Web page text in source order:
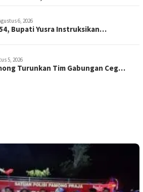
6, 2026
54, Bupati Yusra Instruksikan…
5, 2026
Turunkan Tim Gabungan Ceg…